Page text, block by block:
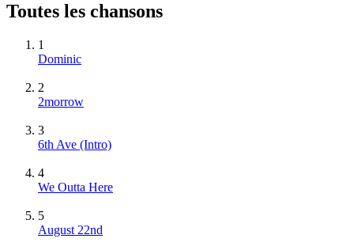
Toutes les chansons
1
Dominic
2
2morrow
3
6th Ave (Intro)
4
We Outta Here
5
August 22nd